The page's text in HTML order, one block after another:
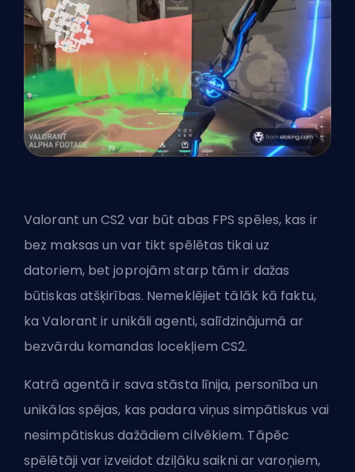
Valorant un CS2 var būt abas FPS spēles, kas ir
bez maksas un var tikt spēlētas tikai uz
datoriem, bet joprojām starp tām ir dažas
būtiskas atšķirības. Nemeklējiet tālāk kā faktu,
ka Valorant ir unikāliagenti, salīdzinājumā ar
bezvārdu komandas locekļiem CS2.
Katrā agentā ir sava stāsta līnija, personība un
unikālas spējas, kas padara viņus simpātiskus vai
nesimpātiskus dažādiem cilvēkiem. Tāpēc
spēlētāji var izveidot dziļāku saikni ar varoņiem,